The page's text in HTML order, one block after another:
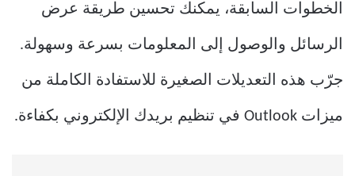
الخطوات السابقة، يمكنك تحسين طريقة عرض
الرسائل والوصول إلى المعلومات بسرعة وسهولة.
جرّب هذه التعديلات الصغيرة للاستفادة الكاملة من
ميزات Outlook في تنظيم بريدك الإلكتروني بكفاءة.